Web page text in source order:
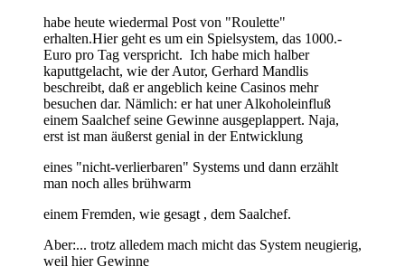
habe heute wiedermal Post von "Roulette"
erhalten.Hier geht es um ein Spielsystem, das 1000.-
Euro pro Tag verspricht. Ich habe mich halber
kaputtgelacht, wie der Autor, Gerhard Mandlis
beschreibt, daß er angeblich keine Casinos mehr
besuchen dar. Nämlich: er hat uner Alkoholeinfluß
einem Saalchef seine Gewinne ausgeplappert. Naja,
erst ist man äußerst genial in der Entwicklung
eines "nicht-verlierbaren" Systems und dann erzählt
man noch alles brühwarm
einem Fremden, wie gesagt , dem Saalchef.
Aber:... trotz alledem mach micht das System neugierig,
weil hier Gewinne